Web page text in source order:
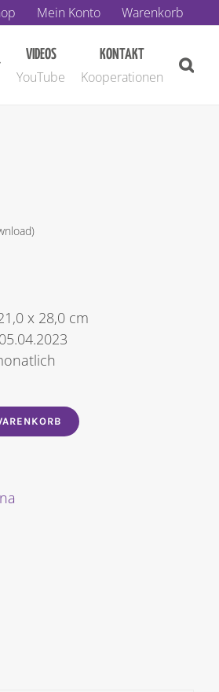
Mein Konto Warenkorb
VIDEOS
YouTube
KONTAKT
Kooperationen
x 28,0 cm